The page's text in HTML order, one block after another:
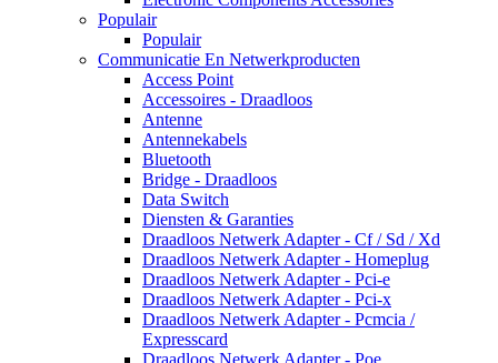
Populair
Populair
Communicatie En Netwerkproducten
Access Point
Accessoires - Draadloos
Antenne
Antennekabels
Bluetooth
Bridge - Draadloos
Data Switch
Diensten & Garanties
Draadloos Netwerk Adapter - Cf / Sd / Xd
Draadloos Netwerk Adapter - Homeplug
Draadloos Netwerk Adapter - Pci-e
Draadloos Netwerk Adapter - Pci-x
Draadloos Netwerk Adapter - Pcmcia /
Expresscard
Draadloos Netwerk Adapter - Poe